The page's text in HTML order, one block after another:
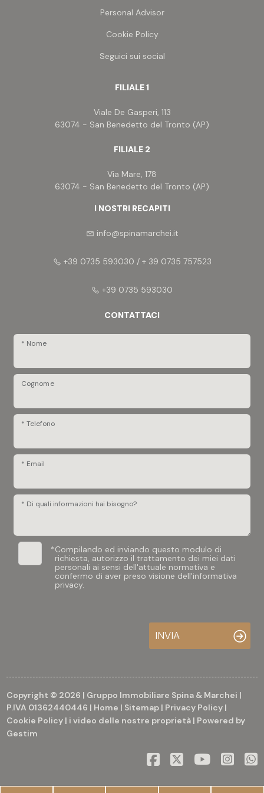
adibire a locale polifunzionale, arricchito da una
gazebo, ideale per momenti di relax all'aperto.
in condizioni eccellenti, pari al nuovo, con finiture
illuminazione diffusa a luce calda, bagni rivestiti in
mosaico e una moderna domotica che consente
Il prezzo di vendita include le cucine già installate
e diversi accessori distribuiti all'interno della villa,
pronta per essere abitata.
Personal Advisor
Cookie Policy
Seguici sui social
FILIALE 1
Viale De Gasperi, 113
63074 - San Benedetto del Tronto (AP)
FILIALE 2
Via Mare, 178
63074 - San Benedetto del Tronto (AP)
I NOSTRI RECAPITI
info@spinamarchei.it
+39 0735 593030 / + 39 0735 757523
+39 0735 593030
CONTATTACI
* Nome
Cognome
* Telefono
* Email
* Di quali informazioni hai bisogno?
*Compilando ed inviando questo modulo di
richiesta, autorizzo il trattamento dei miei dati
personali ai sensi dell'attuale normativa e
confermo di aver preso visione dell'informativa
privacy.
INVIA
Copyright © 2026 | Gruppo Immobiliare Spina & Marchei |
P.IVA 01362440446 | Home | Sitemap | Privacy Policy |
Cookie Policy | i video delle nostre proprietà | Powered by
Gestim